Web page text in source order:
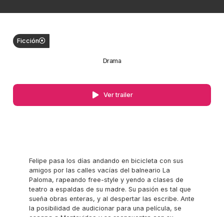
Ficción
Drama
Ver trailer
Felipe pasa los días andando en bicicleta con sus
amigos por las calles vacías del balneario La
Paloma, rapeando free-style y yendo a clases de
teatro a espaldas de su madre. Su pasión es tal que
sueña obras enteras, y al despertar las escribe. Ante
la posibilidad de audicionar para una película, se